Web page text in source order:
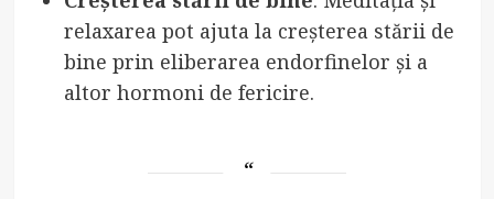
relaxarea pot ajuta la creșterea stării de
bine prin eliberarea endorfinelor și a
altor hormoni de fericire.